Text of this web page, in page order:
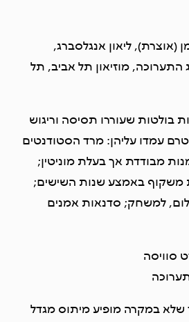
(אוצרת), ליאון אנגלסברג,
התערוכה, מוזיאון תל אביב, תל
בולטות שעוררו תסיסה וריגוש
עמדו עליהן: מרד הסטודנטים
מבודדת אך בעלת מוניטין;
משקוף באמצע שנות השישים;
למשחק; סדנאות אמנים
סוויסה
שלא במקרה מופיע מיתוס מגדל